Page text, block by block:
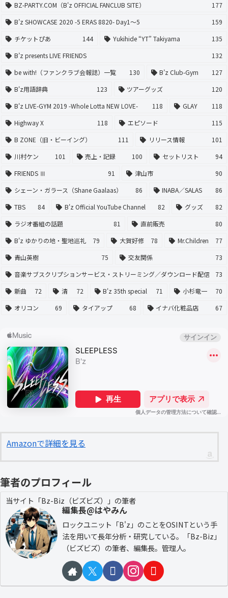
BZ-PARTY.COM（B'z OFFICIAL FANCLUB SITE）
177
B’z SHOWCASE 2020 -5 ERAS 8820- Day1〜5
159
チケットぴあ
144 Yukihide “YT” Takiyama
135
B’z presents LIVE FRIENDS
132
be with!（ファンクラブ会報誌）一覧
130 B’z Club-Gym
127
B'z用語辞典
123 ツアーグッズ
120
B'z LIVE-GYM 2019 -Whole Lotta NEW LOVE-
118 GLAY
118
Highway X
118 エピソード
115
B ZONE（旧・ビーイング）
111 リリース情報
101
川村ケン
101 売上・記録 100 セットリスト
94
FRIENDS Ⅲ
91 津山市
90
シェーン・ガラース（Shane Gaalaas）
86 INABA／SALAS
86
TBS
84 B'z Official YouTube Channel 82 グッズ
82
ラジオ番組の話題
81 直前販売
80
B'z ゆかりの地・聖地巡礼
79 大賀好修 78 Mr.Children
77
青山英樹
75 交友関係
73
音楽サブスクリプションサービス・ストリーミング／ダウンロード配信
73
新曲
72 清 72 B'z 35th special 71 小杉竜一
70
オリコン
69 タイアップ 68 イナバ化粧品店 67
Amazonで詳細を見る
筆者のプロフィール
当サイト「Bz-Biz（ビズビズ）」の筆者
編集長@はやみん
ロックユニット「B'z」のことをOSINTという手
法を用いて長年分析・研究している。「Bz-Biz」
（ビズビズ）の筆者、編集長。管理人。